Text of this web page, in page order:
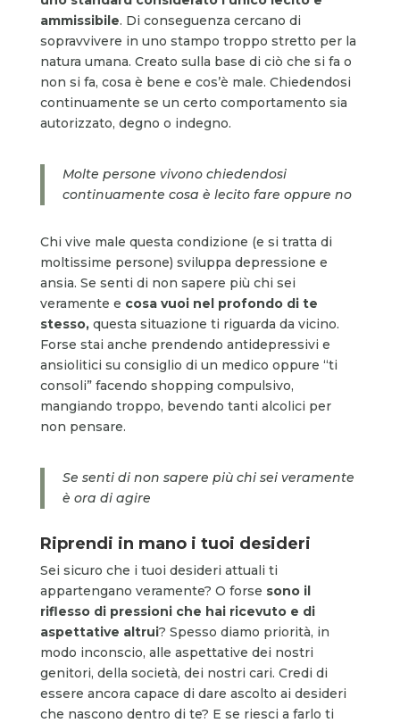
ammissibile. Di conseguenza cercano di
sopravvivere in uno stampo troppo stretto per la
natura umana. Creato sulla base di ciò che si fa o
non si fa, cosa è bene e cos’è male. Chiedendosi
continuamente se un certo comportamento sia
autorizzato, degno o indegno.
Molte persone vivono chiedendosi
continuamente cosa è lecito fare oppure no
Chi vive male questa condizione (e si tratta di
moltissime persone) sviluppa depressione e
ansia. Se senti di non sapere più chi sei
veramente e cosa vuoi nel profondo di te
stesso, questa situazione ti riguarda da vicino.
Forse stai anche prendendo antidepressivi e
ansiolitici su consiglio di un medico oppure “ti
consoli” facendo shopping compulsivo,
mangiando troppo, bevendo tanti alcolici per
non pensare.
Se senti di non sapere più chi sei veramente
è ora di agire
Riprendi in mano i tuoi desideri
Sei sicuro che i tuoi desideri attuali ti
appartengano veramente? O forse sono il
riflesso di pressioni che hai ricevuto e di
aspettative altrui? Spesso diamo priorità, in
modo inconscio, alle aspettative dei nostri
genitori, della società, dei nostri cari. Credi di
essere ancora capace di dare ascolto ai desideri
che nascono dentro di te? E se riesci a farlo ti